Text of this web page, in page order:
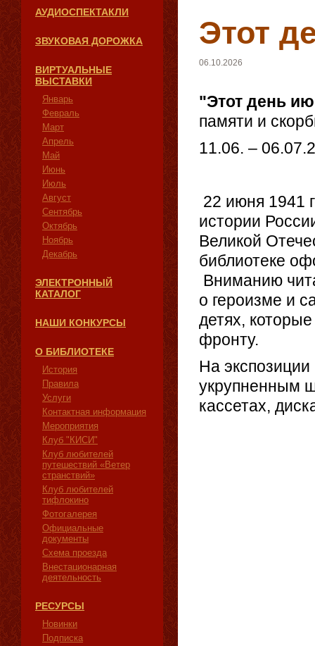
АУДИОСПЕКТАКЛИ
ЗВУКОВАЯ ДОРОЖКА
ВИРТУАЛЬНЫЕ
ВЫСТАВКИ
Январь
Февраль
Март
Апрель
Май
Июнь
Июль
Август
Сентябрь
Октябрь
Ноябрь
Декабрь
ЭЛЕКТРОННЫЙ
КАТАЛОГ
НАШИ КОНКУРСЫ
О БИБЛИОТЕКЕ
История
Правила
Услуги
Контактная информация
Мероприятия
Клуб "КИСИ"
Клуб любителей
путешествий «Ветер
странствий»
Клуб любителей
тифлокино
Фотогалерея
Официальные
документы
Схема проезда
Внестационарная
деятельность
РЕСУРСЫ
Новинки
Подписка
Этот
06.10.2026
"Этот день
памяти и
11.06. –
22 июня 1941
истории
Великой
библиотеке
Вниманию
о героизме и
детях,
фронту.
На
укрупненным
кассетах,